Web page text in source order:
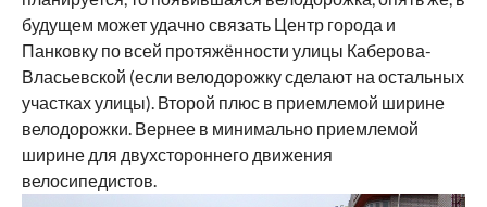
будущем может удачно связать Центр города и
Панковку по всей протяжённости улицы Каберова-
Власьевской (если велодорожку сделают на остальных
участках улицы). Второй плюс в приемлемой ширине
велодорожки. Вернее в минимально приемлемой
ширине для двухстороннего движения
велосипедистов.